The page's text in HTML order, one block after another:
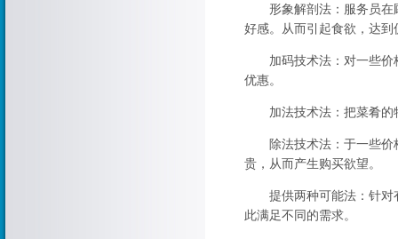
形象解剖法：服务员在顾
好感。从而引起食欲，达到
加码技术法：对一些价格
优惠。
加法技术法：把菜肴的特
除法技术法：于一些价
贵，从而产生购买欲望。
提供两种可能法：针对有
此满足不同的需求。